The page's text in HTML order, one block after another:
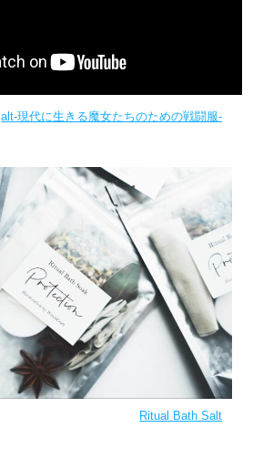
alt-現代に生きる魔女たちのための戦闘服-
Ritual Bath Salt